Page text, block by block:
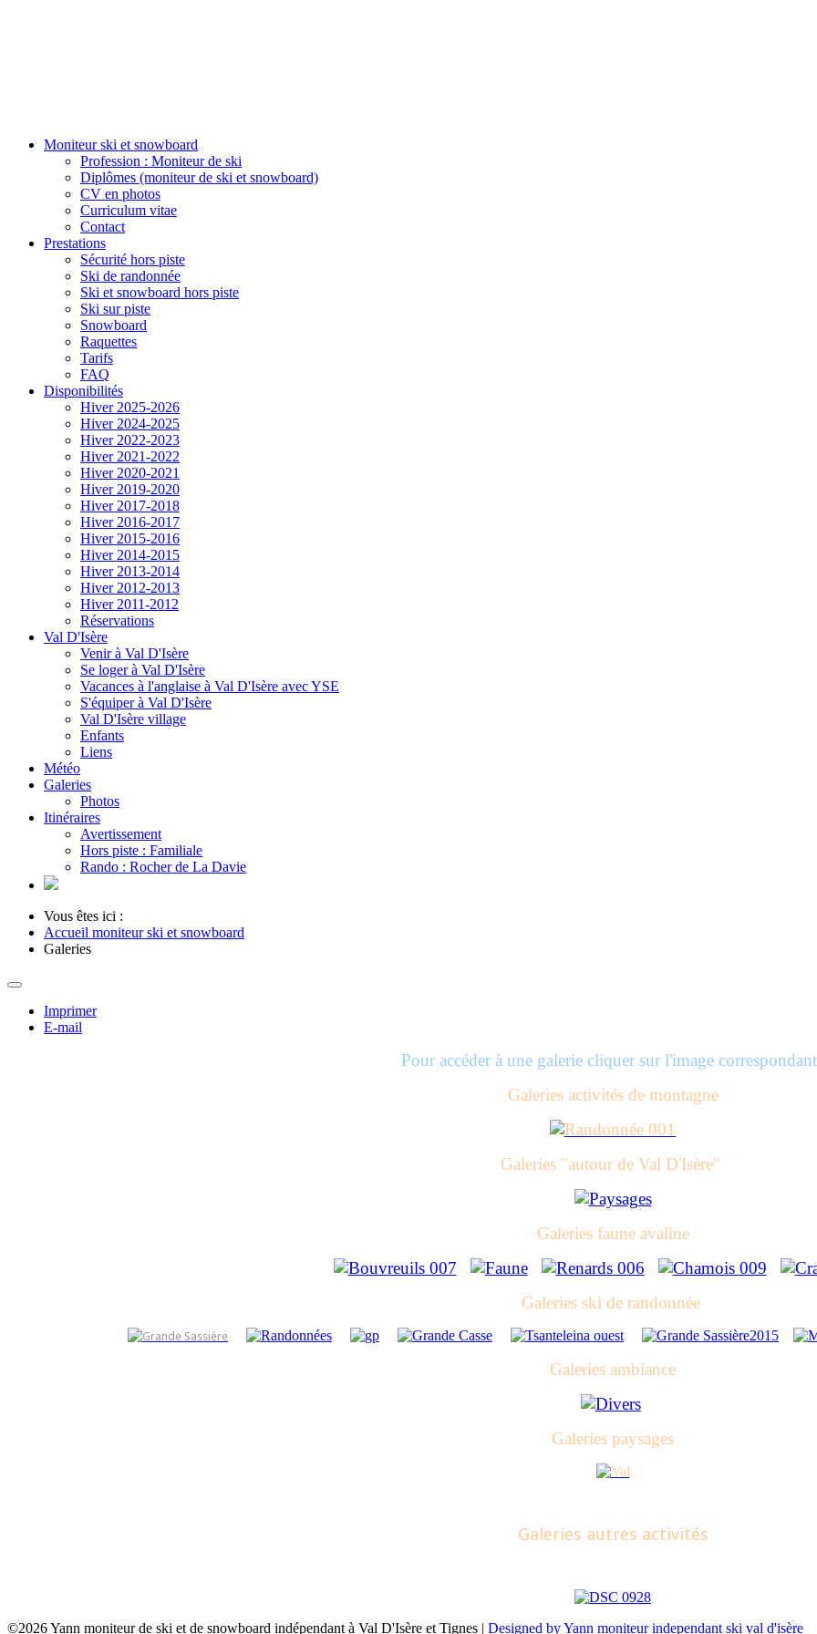
Moniteur ski et snowboard
Profession : Moniteur de ski
Diplômes (moniteur de ski et snowboard)
CV en photos
Curriculum vitae
Contact
Prestations
Sécurité hors piste
Ski de randonnée
Ski et snowboard hors piste
Ski sur piste
Snowboard
Raquettes
Tarifs
FAQ
Disponibilités
Hiver 2025-2026
Hiver 2024-2025
Hiver 2022-2023
Hiver 2021-2022
Hiver 2020-2021
Hiver 2019-2020
Hiver 2017-2018
Hiver 2016-2017
Hiver 2015-2016
Hiver 2014-2015
Hiver 2013-2014
Hiver 2012-2013
Hiver 2011-2012
Réservations
Val D'Isère
Venir à Val D'Isère
Se loger à Val D'Isère
Vacances à l'anglaise à Val D'Isère avec YSE
S'équiper à Val D'Isère
Val D'Isère village
Enfants
Liens
Météo
Galeries
Photos
Itinéraires
Avertissement
Hors piste : Familiale
Rando : Rocher de La Davie
Vous êtes ici :
Accueil moniteur ski et snowboard
Galeries
Imprimer
E-mail
Pour accéder à une galerie cliquer sur l'image
Galeries activités de montagne
Galeries "autour de Val D'Isère"
Galeries faune avaline
Galeries ski de randonnée
Galeries ambiance
Galeries paysages
Galeries autres activités
©2026 Yann moniteur de ski et de snowboard indépendant à Val D'Isère et Tignes | Designed by Yann moniteur independant ski val d'isère